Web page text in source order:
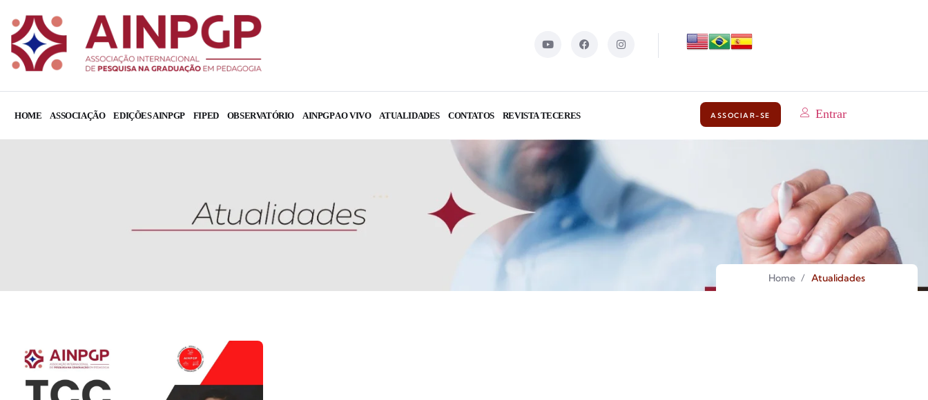
HOME ASSOCIAÇÃO EDIÇÕES AINPGP FIPED OBSERVATÓRIO AINPGP AO VIVO ATUALIDADES CONTATOS REVISTA TECERES ASSOCIAR-SE Entrar
Home / Atualidades